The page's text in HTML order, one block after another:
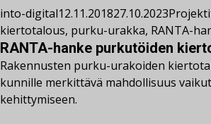
into-digital12.11.201827.10.2023
kiertotalous, purku-urakka, RANTA-
RANTA-hanke purkutöiden
Rakennusten purku-urakoiden
kunnille merkittävä mahdollisuus
kehittymiseen.